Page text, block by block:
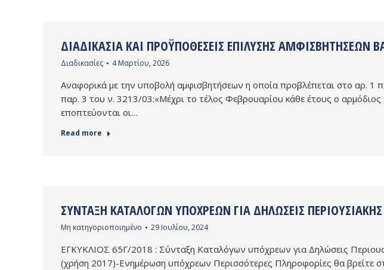
ΔΙΑΔΙΚΑΣΊΑ ΚΑΙ ΠΡΟΫΠΟΘΈΣΕΙΣ ΕΠΊΛΥΣΗΣ ΑΜΦΙΣΒΗΤΉΣΕΩΝ
Διαδικασίες 4 Μαρτίου, 2026
Αναφορικά με την υποβολή αμφισβητήσεων η οποία προβλέπεται στο αρ.
παρ. 3 του ν. 3213/03:«Μέχρι το τέλος Φεβρουαρίου κάθε έτους ο
εποπτεύονται οι…
Read more
ΣΎΝΤΑΞΗ ΚΑΤΑΛΌΓΩΝ ΥΠΌΧΡΕΩΝ ΓΙΑ ΔΗΛΏΣΕΙΣ
Μη κατηγοριοποιημένο 29 Ιουλίου, 2024
ΕΓΚΥΚΛΙΟΣ 65Γ/2018 : Σύνταξη Καταλόγων υπόχρεων για Δηλώσεις
(χρήση 2017)-Ενημέρωση υπόχρεων Περισσότερες Πληροφορίες θα βρείτε